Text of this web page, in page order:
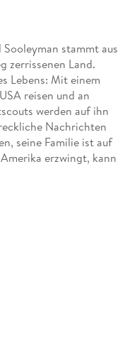
stammt aus
zerrissenen Land.
Lebens: Mit einem
reisen und an
werden auf ihn
Nachrichten
seine Familie ist auf
erzwingt, kann